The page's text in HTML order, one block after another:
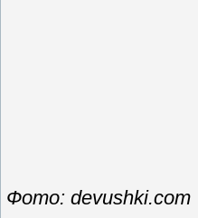
Фото: devushki.com